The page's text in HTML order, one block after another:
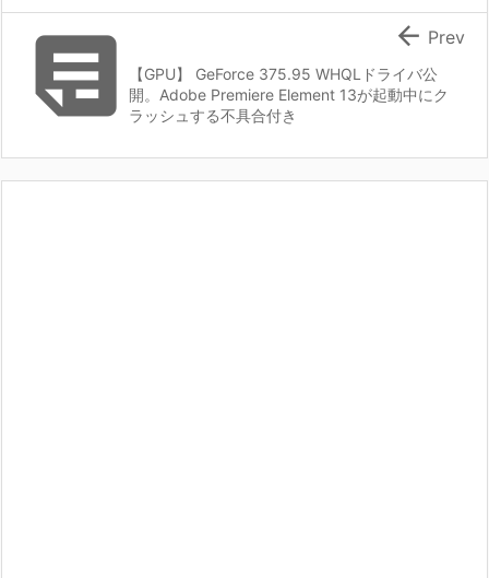
 【GPU】 GeForce 375.95 WHQLドライバ公
開。Adobe Premiere Element 13が起動中にク
ラッシュする不具合付き
 Prev